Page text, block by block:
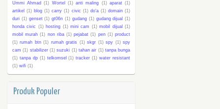
Ummi Ahmad
(1) Wortel (1) anti maling (1) aparat (1)
artikel
(1) blog (1) carry (1) civic (1) do'a (1) domain (1)
duri (1) genset (1) gt06n (1) gudang (1) gudang dijual
(1)
honda civic (1) hosting (1) mini cam (1) mobil dijual
(1)
mobil murah (1) non riba (1) pejabat (1) pen (1) product
(1) rumah btn (1) rumah gratis (1) skgr (1) spy (1) spy
cam (1) stabilizer (1) suzuki (1) tahan air (1) tanpa bunga
(1) tanpa dp (1) telkomsel (1) tracker (1) water resistant
(1) wifi (1)
Produk Populer